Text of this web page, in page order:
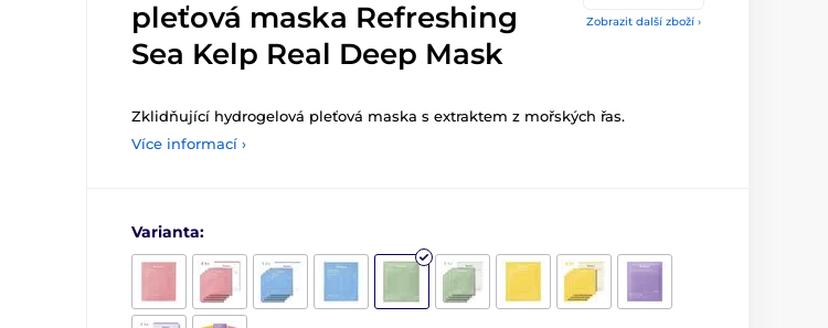
Zobrazit další zboží ›
pleťová maska Refreshing
Sea Kelp Real Deep Mask
Zklidňující hydrogelová pleťová maska s extraktem z mořských řas.
Více informací ›
Varianta: